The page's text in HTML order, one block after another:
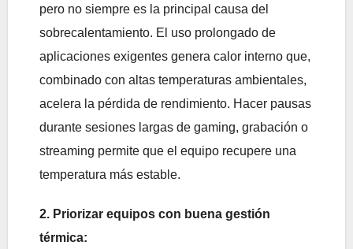
pero no siempre es la principal causa del
sobrecalentamiento. El uso prolongado de
aplicaciones exigentes genera calor interno que,
combinado con altas temperaturas ambientales,
acelera la pérdida de rendimiento. Hacer pausas
durante sesiones largas de gaming, grabación o
streaming permite que el equipo recupere una
temperatura más estable.
2. Priorizar equipos con buena gestión
térmica: